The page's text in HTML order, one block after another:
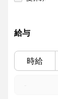
給与
時給